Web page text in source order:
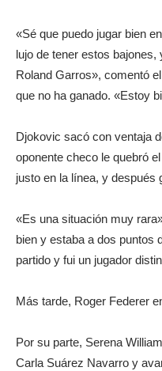
«Sé que puedo jugar bien
lujo de tener estos
Roland Garros», comentó
que no ha ganado. «Estoy
Djokovic sacó con ventaja
oponente checo le quebró
justo en la línea, y después
«Es una situación muy
bien y estaba a dos puntos
partido y fui un jugador
Más tarde, Roger Federer
Por su parte, Serena
Carla Suárez Navarro y